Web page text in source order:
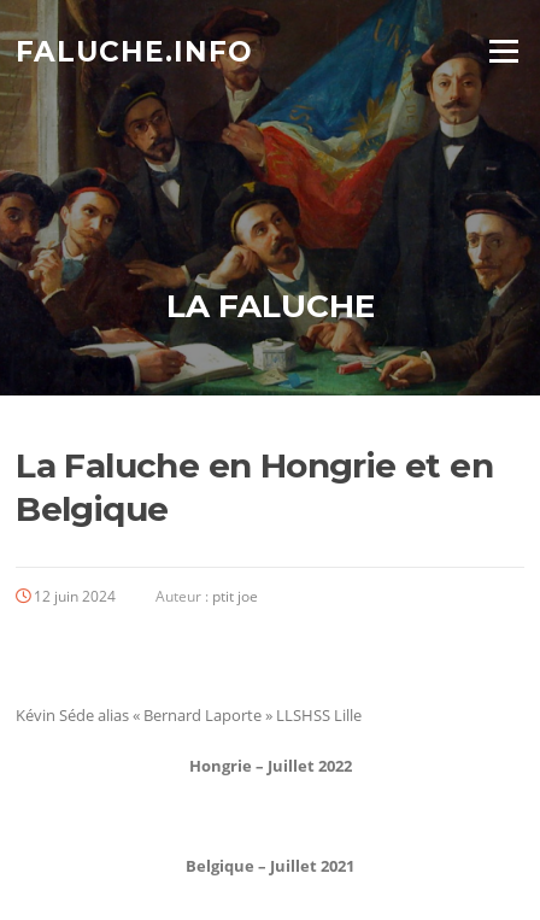
Aller
au
contenu
FALUCHE.INFO Menu
LA FALUCHE
La Faluche en Hongrie et en
Belgique
12 juin 2024 Auteur : ptit joe
Kévin Séde alias « Bernard Laporte » LLSHSS Lille
Hongrie – Juillet 2022
Belgique – Juillet 2021